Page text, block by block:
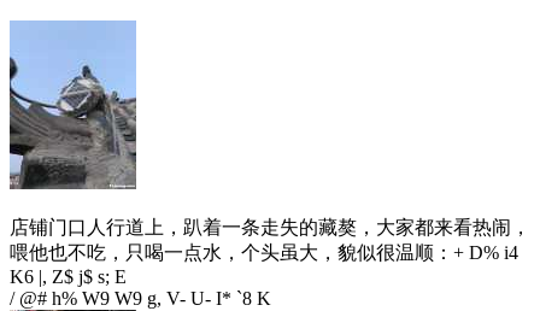
店铺门口人行道上，趴着一条走失的藏獒，大家都来看热闹，
喂他也不吃，只喝一点水，个头虽大，貌似很温顺： + D% i4
K6 |, Z$ j$ s; E
/ @# h% W9 W9 g, V- U- I* `8 K